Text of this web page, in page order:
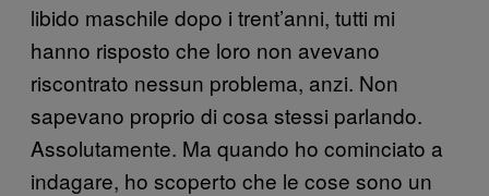
libido maschile dopo i trent’anni, tutti mi
hanno risposto che loro non avevano
riscontrato nessun problema, anzi. Non
sapevano proprio di cosa stessi parlando.
Assolutamente. Ma quando ho cominciato a
indagare, ho scoperto che le cose sono un